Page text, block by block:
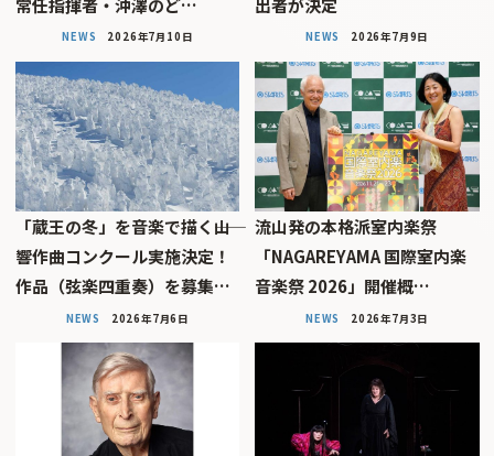
常任指揮者・沖澤のど…
NEWS 2026年7月10日
出者が決定
NEWS 2026年7月9日
「蔵王の冬」を音楽で描く――山
響作曲コンクール実施決定！
作品（弦楽四重奏）を募集…
NEWS 2026年7月6日
流山発の本格派室内楽祭
「NAGAREYAMA 国際室内楽
音楽祭 2026」開催概…
NEWS 2026年7月3日